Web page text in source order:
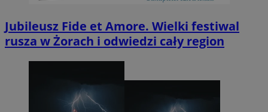
Jubileusz Fide et Amore. Wielki festiwal
rusza w Żorach i odwiedzi cały region